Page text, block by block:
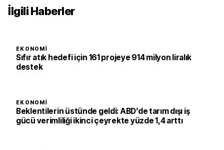
İlgili Haberler
EKONOMI
Sıfır atık hedefi için 161 projeye 914 milyon liralık
destek
EKONOMI
Beklentilerin üstünde geldi: ABD’de tarım dışı iş
gücü verimliliği ikinci çeyrekte yüzde 1,4 arttı